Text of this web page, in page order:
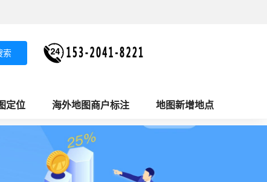
索
定位 海外地图商户标注 地图新增地点